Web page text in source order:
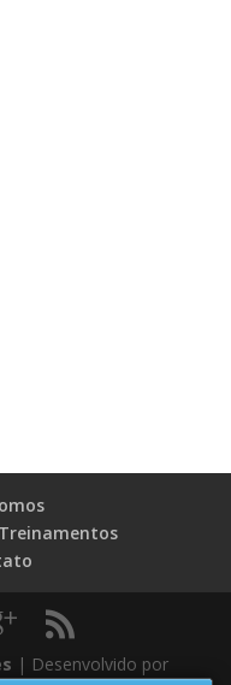
Treinamentos
| Desenvolvido por